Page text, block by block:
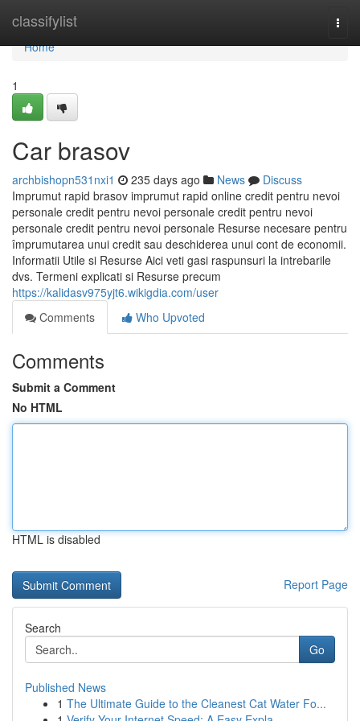
classifylist
Home
Home
1
Car brasov
archbishopn531nxi1 235 days ago News
Discuss
Imprumut rapid brasov imprumut rapid online credit pentru nevoi
personale credit pentru nevoi personale credit pentru nevoi
personale credit pentru nevoi personale Resurse necesare pentru
împrumutarea unui credit sau deschiderea unui cont de economii.
Informatii Utile si Resurse Aici veti gasi raspunsuri la intrebarile
dvs. Termeni explicati si Resurse precum
https://kalidasv975yjt6.wikigdia.com/user
Comments
Who Upvoted
Comments
Submit a Comment
No HTML
HTML is disabled
Report Page
Search
Go
Published News
1 The Ultimate Guide to the Cleanest Cat Water Fo...